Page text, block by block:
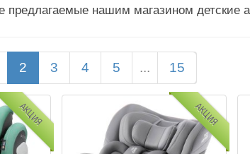
нашим магазином
2 3 4 5 ... 15
АКЦИЯ АКЦИЯ